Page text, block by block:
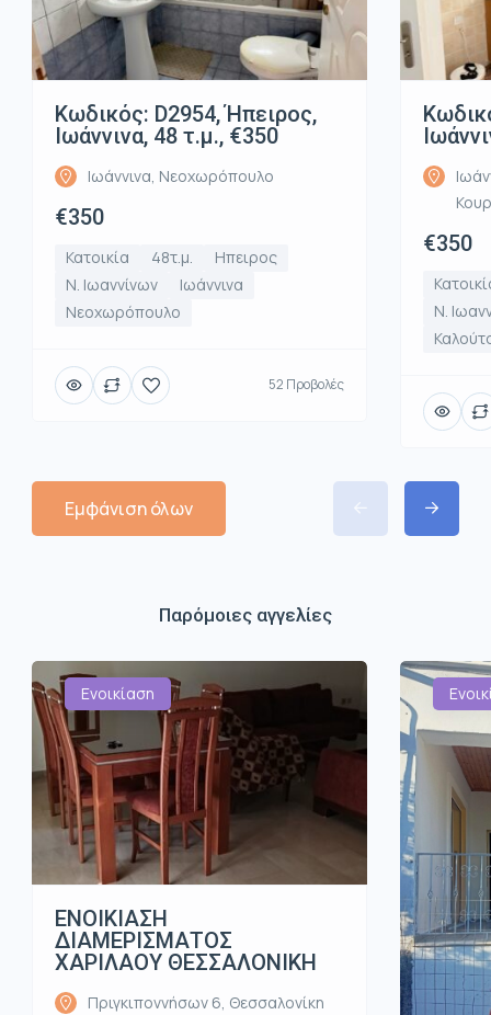
Κωδικός: D2954, Ήπειρος,
Ιωάννινα, 48 τ.μ., €350
Ιωάννινα, Νεοχωρόπουλο
€350
Κατοικία 48τ.μ.
Ηπειρος
Ν. Ιωαννίνων
Ιωάννινα
Νεοχωρόπουλο
52 Προβολές
€350
Ν.
Εμφάνιση όλων
Παρόμοιες αγγελίες
Ενοικίαση
ΕΝΟΙΚΙΑΣΗ
ΔΙΑΜΕΡΙΣΜΑΤΟΣ
ΧΑΡΙΛΑΟΥ ΘΕΣΣΑΛΟΝΙΚΗ
Πριγκιποννήσων 6, Θεσσαλονίκη